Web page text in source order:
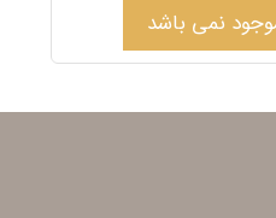
نمی باشد